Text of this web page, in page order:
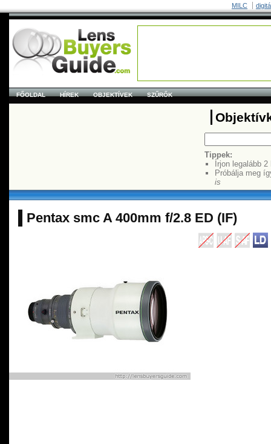
MILC
FŐOLDAL HÍREK OBJEKTÍVEK SZŰRŐK
Tippek:
Írjon legalább
Próbálja meg
is
Pentax smc A 400mm f/2.8 ED (IF)